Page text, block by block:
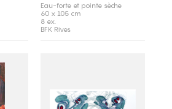
Eau-forte et pointe sèche
60 x 105 cm
8 ex.
BFK Rives